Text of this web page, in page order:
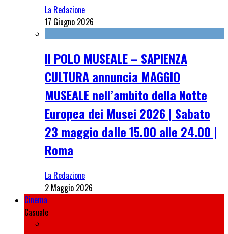
La Redazione
17 Giugno 2026
Il POLO MUSEALE – SAPIENZA
CULTURA annuncia MAGGIO
MUSEALE nell’ambito della Notte
Europea dei Musei 2026 | Sabato
23 maggio dalle 15.00 alle 24.00 |
Roma
La Redazione
2 Maggio 2026
Cinema
Casuale